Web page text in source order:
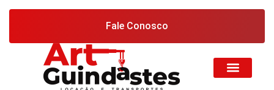
Fale Conosco